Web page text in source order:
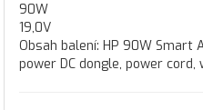
90W
19,0V
Obsah balení: HP 90W Smart
power DC dongle, power